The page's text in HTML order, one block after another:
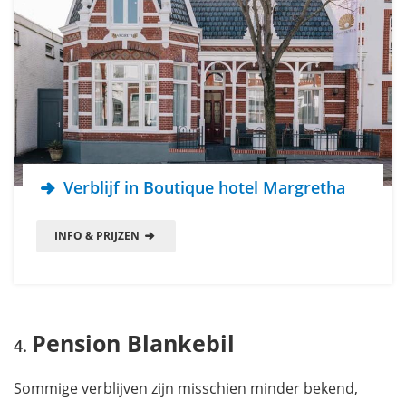
Verblijf in Boutique hotel Margretha
INFO & PRIJZEN
Pension Blankebil
Sommige verblijven zijn misschien minder bekend,